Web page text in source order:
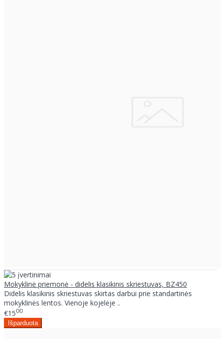
Mokyklinė priemonė - didelis klasikinis skriestuvas, BZ450
Didelis klasikinis skriestuvas skirtas darbui prie standartinės
mokyklinės lentos. Vienoje kojelėje ..
€1500